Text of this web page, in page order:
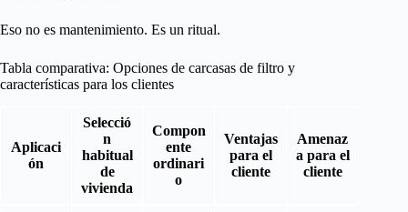
Eso no es mantenimiento. Es un ritual.
Tabla comparativa: Opciones de carcasas de filtro y
características para los clientes
Aplicaci
ón
Selecció
n
habitual
de
vivienda
Compon
ente
ordinari
o
Ventajas
para el
cliente
Amenaz
a para el
cliente